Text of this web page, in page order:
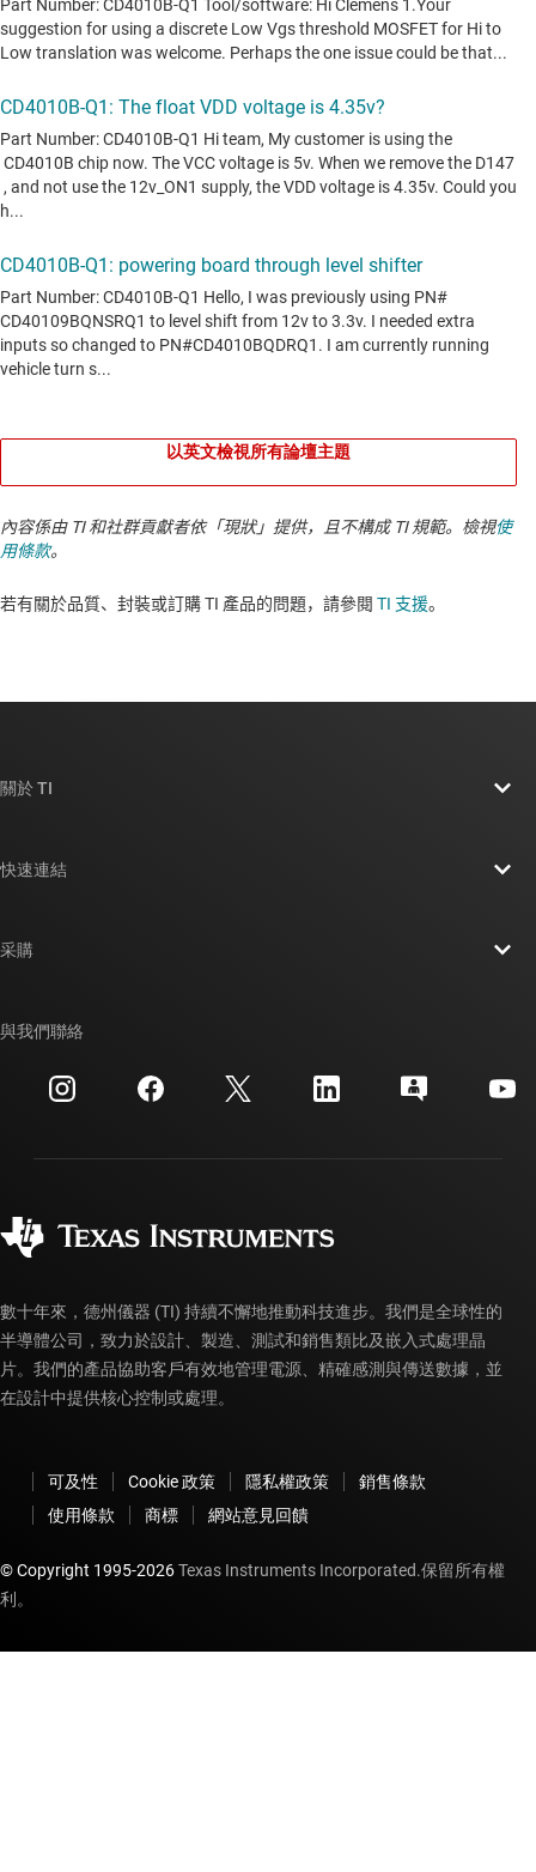
以英文檢視所有論壇主題
內容係由 TI 和社群貢獻者依「現狀」提供，且不構成 TI 規範。檢視使
用條款。
若有關於品質、封裝或訂購 TI 產品的問題，請參閱 TI 支援。​​​​​​​​​​​​​​
關於 TI
投資人關系
製造
快速連結
交互參考搜索
客戶支援中心
myTI 帳戶常見問題解答
采購
訂購 FAQ
與我們聯絡
數十年來，德州儀器 (TI) 持續不懈地推動科技進步。我們是全球性的
半導體公司，致力於設計、製造、測試和銷售類比及嵌入式處理晶
片。我們的產品協助客戶有效地管理電源、精確感測與傳送數據，並
在設計中提供核心控制或處理。
可及性 Cookie 政策 隱私權政策
銷售條款
使用條款
商標 網站意見回饋
© Copyright 1995-2026Texas Instruments Incorporated.保留所有權
利。